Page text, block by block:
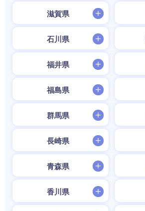
滋賀県
石川県
福井県
福島県
群馬県
長崎県
青森県
香川県